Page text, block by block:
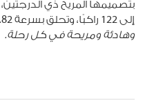
إلى 122 راكبًا، وتحلق بسرعة 0.82 ماخ،
وهادئة ومريحة في كل رحلة.